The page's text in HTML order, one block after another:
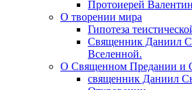
Протоиерей
О творении мира
Гипотеза
Священник Даниил
Вселенной.
О Священном Предании и
священник Даниил